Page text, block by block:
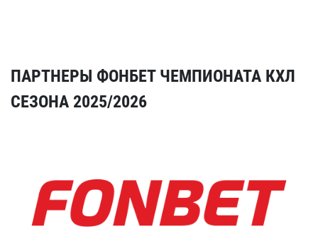
ПАРТНЕРЫ ФОНБЕТ ЧЕМПИОНАТА КХЛ
СЕЗОНА 2025/2026